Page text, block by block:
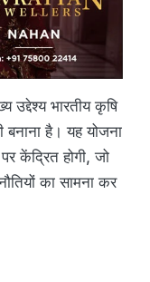
उद्देश्य भारतीय कृषि
है। यह योजना
केंद्रित होगी, जो
का सामना कर